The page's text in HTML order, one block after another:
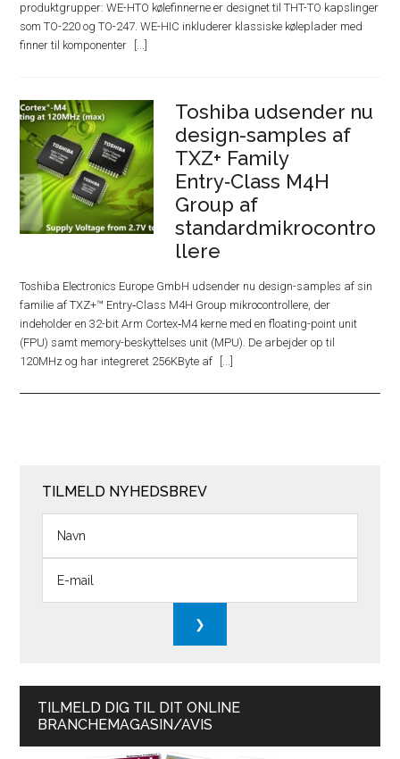
produktgrupper: WE-HTO kølefinnerne er designet til THT-TO kapslinger
som TO-220 og TO-247. WE-HIC inkluderer klassiske køleplader med
finner til komponenter
Toshiba udsender nu
design-samples af
TXZ+ Family
Entry‑Class M4H
Group af
standardmikrocontro
llere
Toshiba Electronics Europe GmbH udsender nu design-samples af sin
familie af TXZ+™ Entry‑Class M4H Group mikrocontrollere, der
indeholder en 32-bit Arm Cortex‑M4 kerne med en floating-point unit
(FPU) samt memory-beskyttelses unit (MPU). De arbejder op til
120MHz og har integreret 256KByte af
TILMELD NYHEDSBREV
TILMELD DIG TIL DIT ONLINE
BRANCHEMAGASIN/AVIS